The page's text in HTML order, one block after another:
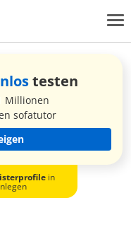
testen
Millionen
sofatutor
in